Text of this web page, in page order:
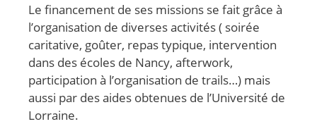
Le financement de ses missions se fait grâce à
l’organisation de diverses activités ( soirée
caritative, goûter, repas typique, intervention
dans des écoles de Nancy, afterwork,
participation à l’organisation de trails…) mais
aussi par des aides obtenues de l’Université de
Lorraine.